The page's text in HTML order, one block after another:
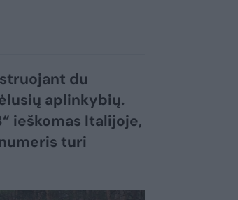
du
aplinkybių.
ieškomas Italijoje,
turi